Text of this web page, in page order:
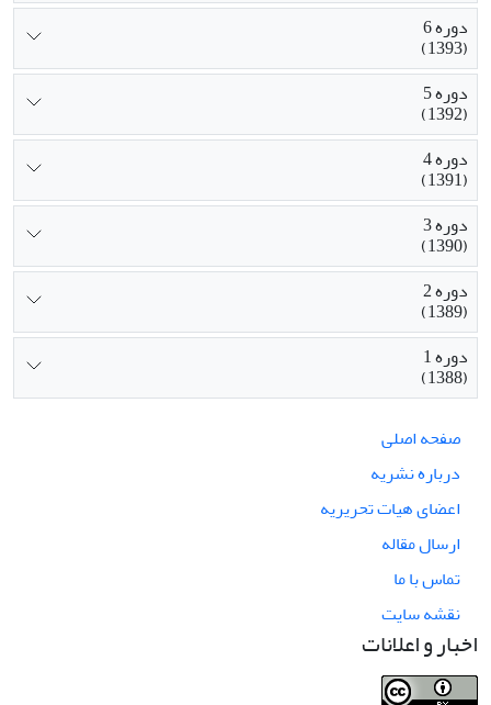
دوره 6
(1393)
دوره 5
(1392)
دوره 4
(1391)
دوره 3
(1390)
دوره 2
(1389)
دوره 1
(1388)
صفحه اصلی
درباره نشریه
اعضای هیات تحریریه
ارسال مقاله
تماس با ما
نقشه سایت
اخبار و اعلانات